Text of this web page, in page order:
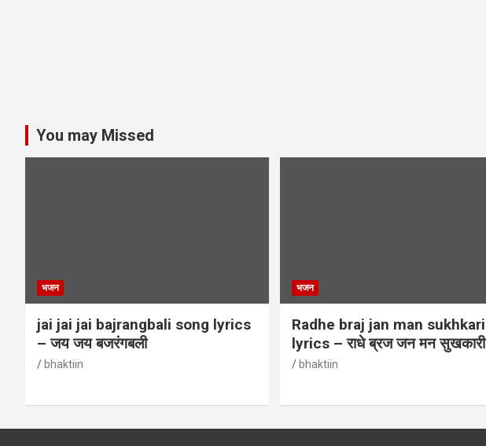
You may Missed
भजन
jai jai jai bajrangbali song lyrics
– जय जय बजरंगबली
bhaktiin
भजन
Radhe braj jan man sukhkari
lyrics – राधे ब्रज जन मन सुखकारी
bhaktiin